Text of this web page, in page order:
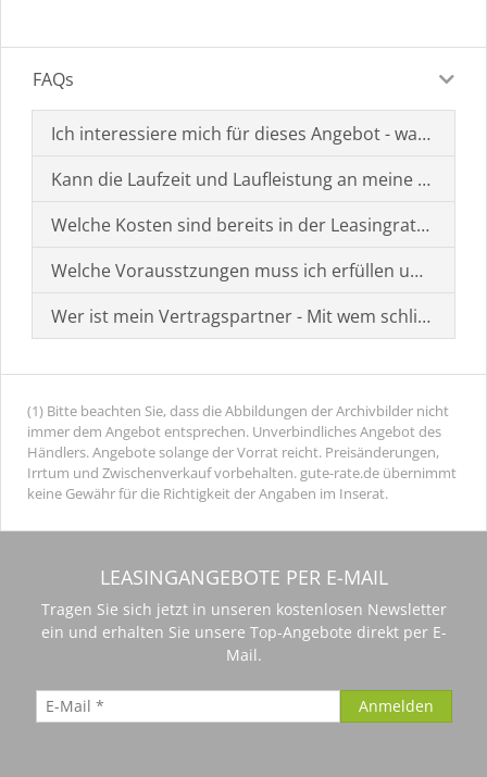
FAQs
Ich interessiere mich für dieses Angebot - was muss
Kann die Laufzeit und Laufleistung an meine
Welche Kosten sind bereits in der Leasingrate
Welche Vorausstzungen muss ich erfüllen um einen
Wer ist mein Vertragspartner - Mit wem schließe ich
(1) Bitte beachten Sie, dass die Abbildungen der Archivbilder nicht
immer dem Angebot entsprechen. Unverbindliches Angebot des
Händlers. Angebote solange der Vorrat reicht. Preisänderungen,
Irrtum und Zwischenverkauf vorbehalten. gute-rate.de übernimmt
keine Gewähr für die Richtigkeit der Angaben im Inserat.
LEASINGANGEBOTE PER E-MAIL
Tragen Sie sich jetzt in unseren kostenlosen Newsletter
ein und erhalten Sie unsere Top-Angebote direkt per E-
Mail.